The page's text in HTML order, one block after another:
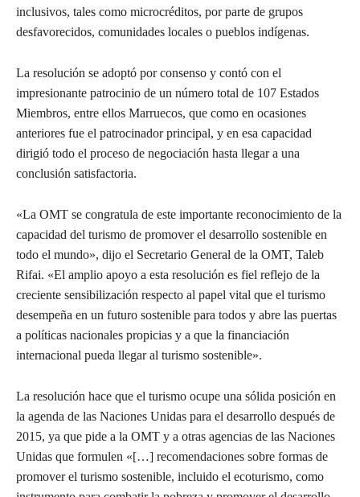
inclusivos, tales como microcréditos, por parte de grupos
desfavorecidos, comunidades locales o pueblos indígenas.
La resolución se adoptó por consenso y contó con el
impresionante patrocinio de un número total de 107 Estados
Miembros, entre ellos Marruecos, que como en ocasiones
anteriores fue el patrocinador principal, y en esa capacidad
dirigió todo el proceso de negociación hasta llegar a una
conclusión satisfactoria.
«La OMT se congratula de este importante reconocimiento de la
capacidad del turismo de promover el desarrollo sostenible en
todo el mundo», dijo el Secretario General de la OMT, Taleb
Rifai. «El amplio apoyo a esta resolución es fiel reflejo de la
creciente sensibilización respecto al papel vital que el turismo
desempeña en un futuro sostenible para todos y abre las puertas
a políticas nacionales propicias y a que la financiación
internacional pueda llegar al turismo sostenible».
La resolución hace que el turismo ocupe una sólida posición en
la agenda de las Naciones Unidas para el desarrollo después de
2015, ya que pide a la OMT y a otras agencias de las Naciones
Unidas que formulen «[…] recomendaciones sobre formas de
promover el turismo sostenible, incluido el ecoturismo, como